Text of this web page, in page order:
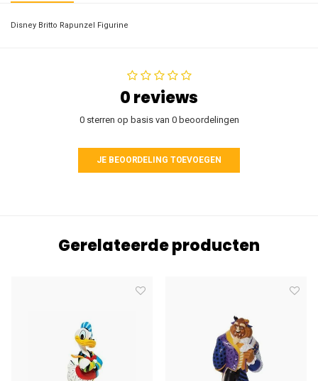
Disney Britto Rapunzel Figurine
0 reviews
0 sterren op basis van 0 beoordelingen
JE BEOORDELING TOEVOEGEN
Gerelateerde producten